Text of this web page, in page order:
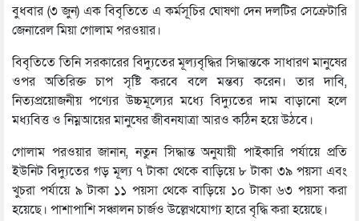
বুধবার (৩ জুন) এক বিবৃতিতে এ কর্মসূচির ঘোষণা দেন দলটির সেক্রেটারি
জেনারেল মিয়া গোলাম পরওয়ার।
বিবৃতিতে তিনি সরকারের বিদ্যুতের মূল্যবৃদ্ধির সিদ্ধান্তকে সাধারণ মানুষের
ওপর অতিরিক্ত চাপ সৃষ্টি করবে বলে মন্তব্য করেন। তার দাবি,
নিত্যপ্রয়োজনীয় পণ্যের উচ্চমূল্যের মধ্যে বিদ্যুতের দাম বাড়ানো হলে
মধ্যবিত্ত ও নিম্নআয়ের মানুষের জীবনযাত্রা আরও কঠিন হয়ে উঠবে।
গোলাম পরওয়ার জানান, নতুন সিদ্ধান্ত অনুযায়ী পাইকারি পর্যায়ে প্রতি
ইউনিট বিদ্যুতের গড় মূল্য ৭ টাকা থেকে বাড়িয়ে ৮ টাকা ৩৯ পয়সা এবং
খুচরা পর্যায়ে ৯ টাকা ১১ পয়সা থেকে বাড়িয়ে ১০ টাকা ৬৩ পয়সা করা
হয়েছে। পাশাপাশি সঞ্চালন চার্জও উল্লেখযোগ্য হারে বৃদ্ধি করা হয়েছে।